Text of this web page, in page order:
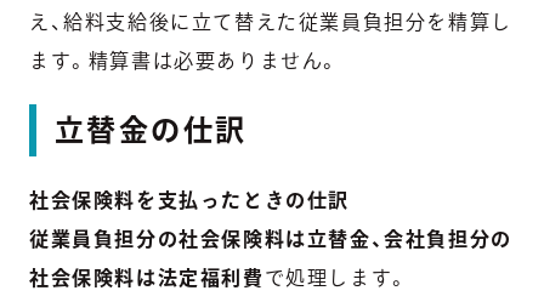
え、給料支給後に立て替えた従業員負担分を精算し
ます。精算書は必要ありません。
立替金の仕訳
社会保険料を支払ったときの仕訳
従業員負担分の社会保険料は立替金、会社負担分の
社会保険料は法定福利費で処理します。